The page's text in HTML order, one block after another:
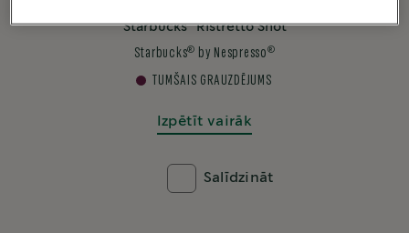
Starbucks Ristretto Shot
Starbucks® by Nespresso ®
TUMŠAIS GRAUZDĒJUMS
Izpētīt vairāk
Salīdzināt